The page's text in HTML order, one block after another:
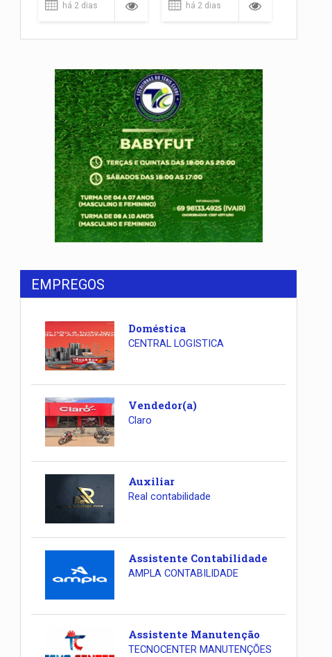
há 2 dias há 2 dias
EMPREGOS
Doméstica
CENTRAL LOGISTICA
Vendedor(a)
Claro
Auxiliar
Real contabilidade
Assistente Contabilidade
AMPLA CONTABILIDADE
Assistente Manutenção
TECNOCENTER MANUTENÇÕES